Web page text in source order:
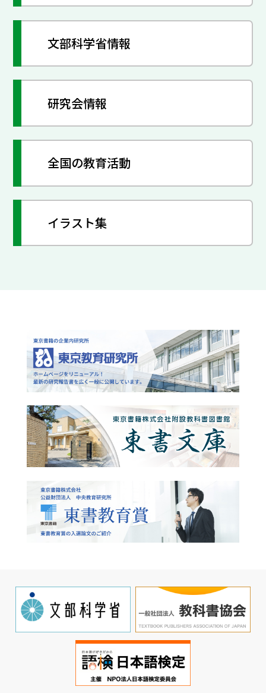
文部科学省情報
研究会情報
全国の教育活動
イラスト集